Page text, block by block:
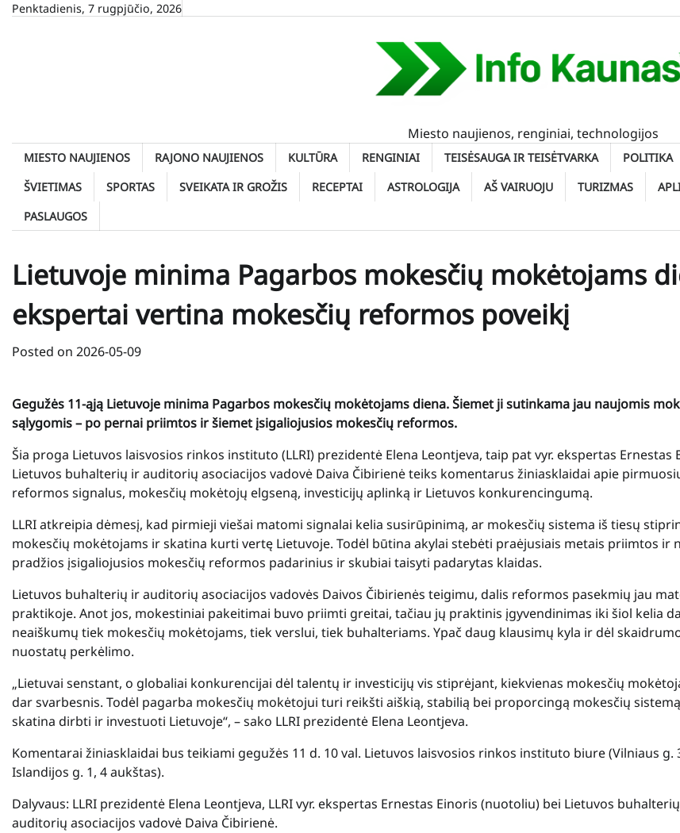
SkipPenktadienis, 7 rugpjūčio, 2026
Miesto naujienos, renginiai, technologijos
MIESTO NAUJIENOS RAJONO NAUJIENOS KULTŪRA RENGINIAI TEISĖSAUGA IR TEISĖTVARKA POLITIKA
ŠVIETIMAS
SPORTAS SVEIKATA IR GROŽIS RECEPTAI ASTROLOGIJA AŠ VAIRUOJU TURIZMAS
PASLAUGOS
Lietuvoje minima Pagarbos mokesčių mokėtojams
ekspertai vertina mokesčių reformos poveikį
Posted on 2026-05-09
Gegužės 11-ąją Lietuvoje minima Pagarbos mokesčių mokėtojams diena. Šiemet ji sutinkama jau naujomis
sąlygomis – po pernai priimtos ir šiemet įsigaliojusios mokesčių reformos.
Šia proga Lietuvos laisvosios rinkos instituto (LLRI) prezidentė Elena Leontjeva, taip pat vyr. ekspertas Ernestas
Lietuvos buhalterių ir auditorių asociacijos vadovė Daiva Čibirienė teiks komentarus žiniasklaidai apie
reformos signalus, mokesčių mokėtojų elgseną, investicijų aplinką ir Lietuvos konkurencingumą.
LLRI atkreipia dėmesį, kad pirmieji viešai matomi signalai kelia susirūpinimą, ar mokesčių sistema iš tiesų
mokesčių mokėtojams ir skatina kurti vertę Lietuvoje. Todėl būtina akylai stebėti praėjusiais metais priimtos ir
pradžios įsigaliojusios mokesčių reformos padarinius ir skubiai taisyti padarytas klaidas.
Lietuvos buhalterių ir auditorių asociacijos vadovės Daivos Čibirienės teigimu, dalis reformos pasekmių jau
praktikoje. Anot jos, mokestiniai pakeitimai buvo priimti greitai, tačiau jų praktinis įgyvendinimas iki šiol kelia
neaiškumų tiek mokesčių mokėtojams, tiek verslui, tiek buhalteriams. Ypač daug klausimų kyla ir dėl
nuostatų perkėlimo.
„Lietuvai senstant, o globaliai konkurencijai dėl talentų ir investicijų vis stiprėjant, kiekvienas mokesčių
dar svarbesnis. Todėl pagarba mokesčių mokėtojui turi reikšti aiškią, stabilią bei proporcingą mokesčių
skatina dirbti ir investuoti Lietuvoje“, – sako LLRI prezidentė Elena Leontjeva.
Komentarai žiniasklaidai bus teikiami gegužės 11 d. 10 val. Lietuvos laisvosios rinkos instituto biure (Vilniaus g.
Islandijos g. 1, 4 aukštas).
Dalyvaus: LLRI prezidentė Elena Leontjeva, LLRI vyr. ekspertas Ernestas Einoris (nuotoliu) bei Lietuvos
auditorių asociacijos vadovė Daiva Čibirienė.